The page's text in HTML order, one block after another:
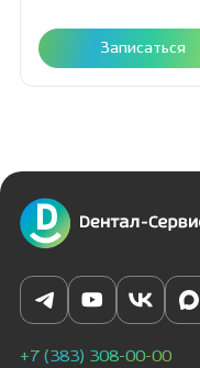
Записаться
+7 (383) 308-00-00